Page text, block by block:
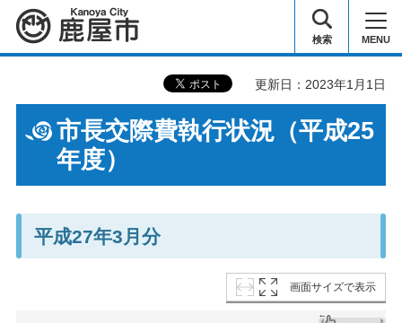
鹿屋市 検索 MENU
更新日：2023年1月1日
市長交際費執行状況（平成25
年度）
平成27年3月分
画面サイズで表示